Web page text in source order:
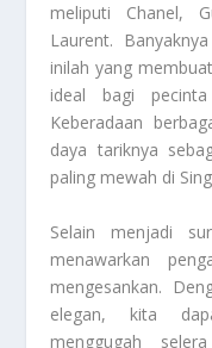
meliputi Chanel,
Laurent.
inilah yang
ideal bagi
Keberadaan
daya tariknya
paling mewah di
Selain menjadi
menawarkan
mengesankan.
elegan, kita
menggugah